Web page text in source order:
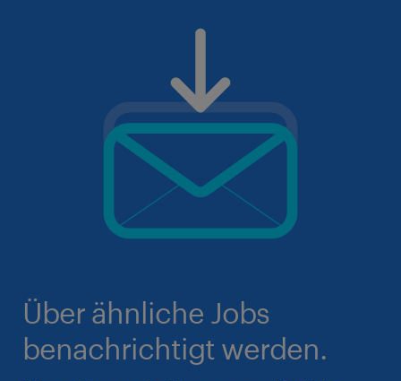
Über ähnliche Jobs
benachrichtigt werden.